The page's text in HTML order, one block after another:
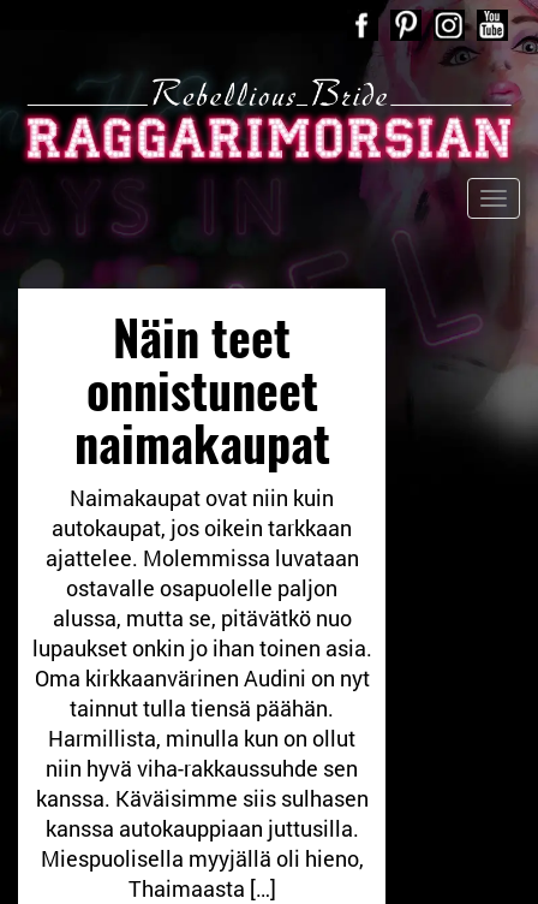
Näin teet
onnistuneet
naimakaupat
Naimakaupat ovat niin kuin
autokaupat, jos oikein tarkkaan
ajattelee. Molemmissa luvataan
ostavalle osapuolelle paljon
alussa, mutta se, pitävätkö nuo
lupaukset onkin jo ihan toinen asia.
Oma kirkkaanvärinen Audini on nyt
tainnut tulla tiensä päähän.
Harmillista, minulla kun on ollut
niin hyvä viha-rakkaussuhde sen
kanssa. Käväisimme siis sulhasen
kanssa autokauppiaan juttusilla.
Miespuolisella myyjällä oli hieno,
Thaimaasta […]